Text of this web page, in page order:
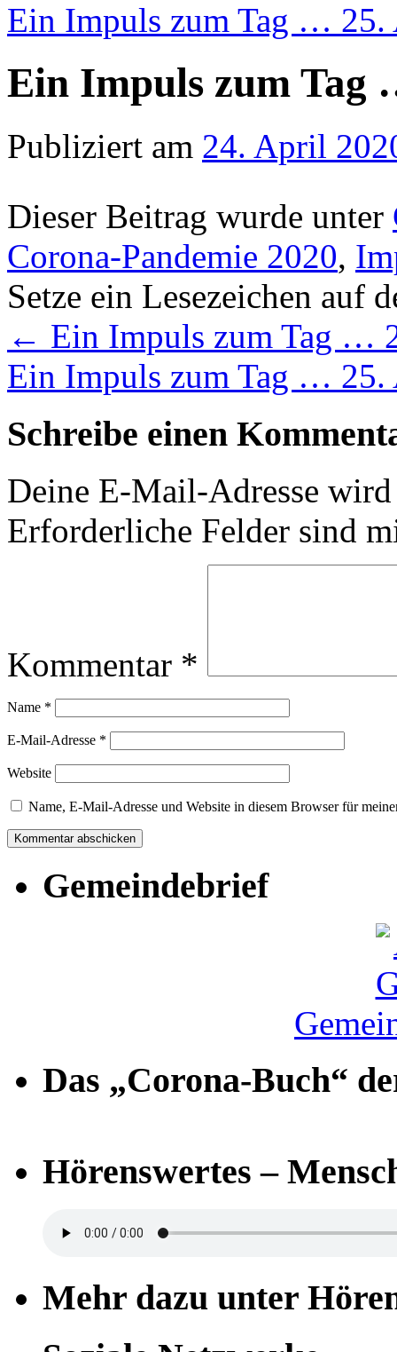
Ein Impuls zum Tag …
Ein Impuls zum Tag
Publiziert am 24. April
Dieser Beitrag wurde unter
Corona-Pandemie 2020,
Setze ein Lesezeichen auf
← Ein Impuls zum Tag …
Ein Impuls zum Tag …
Schreibe einen
Deine E-Mail-Adresse
Erforderliche Felder sind
Kommentar *
Name *
E-Mail-Adresse *
Website
Name, E-Mail-Adresse und Website in diesem Browser für
Gemeindebrief
Das „Corona-Buch“
Hörenswertes –
Mehr dazu unter